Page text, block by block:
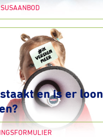
en is er loon